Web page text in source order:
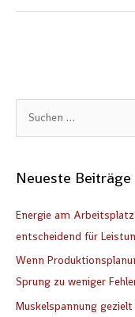
h
h
Neueste Beiträge
Energie am
entscheidend für
Wenn
Sprung zu weniger
Muskelspannung